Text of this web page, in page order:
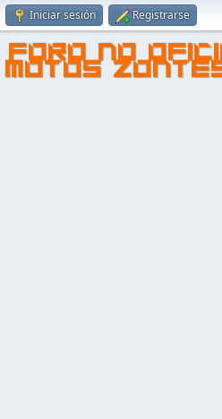
Iniciar sesión Registrarse
FORO NO
MOTOS